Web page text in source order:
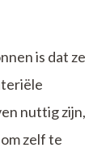
is dat ze
nuttig zijn,
zelf te